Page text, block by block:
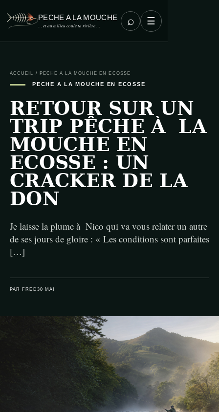
PECHE A LA MOUCHE
… et au milieu coule ta rivière … ⌕ ☰
ACCUEIL / PECHE A LA MOUCHE EN ECOSSE
PECHE A LA MOUCHE EN ECOSSE
RETOUR SUR UN
TRIP PÊCHE À LA
MOUCHE EN
ECOSSE : UN
CRACKER DE LA
DON
Je laisse la plume à Nico qui va vous relater un autre
de ses jours de gloire : « Les conditions sont parfaites
[…]
PAR FRED 30 MAI